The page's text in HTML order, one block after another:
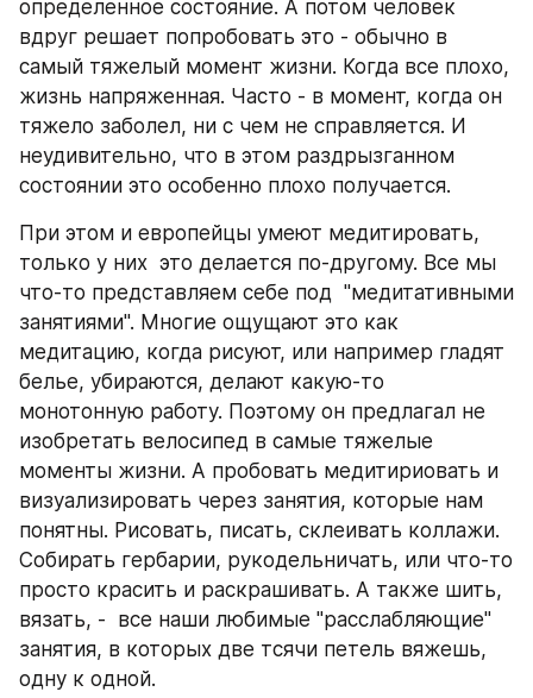
определенное состояние. А потом человек
вдруг решает попробовать это - обычно в
самый тяжелый момент жизни. Когда все плохо,
жизнь напряженная. Часто - в момент, когда он
тяжело заболел, ни с чем не справляется. И
неудивительно, что в этом раздрызганном
состоянии это особенно плохо получается.
При этом и европейцы умеют медитировать,
только у них  это делается по-другому. Все мы
что-то представляем себе под  "медитативными
занятиями". Многие ощущают это как
медитацию, когда рисуют, или например гладят
белье, убираются, делают какую-то
монотонную работу. Поэтому он предлагал не
изобретать велосипед в самые тяжелые
моменты жизни. А пробовать медитириовать и
визуализировать через занятия, которые нам
понятны. Рисовать, писать, склеивать коллажи.
Собирать гербарии, рукодельничать, или что-то
просто красить и раскрашивать. А также шить,
вязать, -  все наши любимые "расслабляющие"
занятия, в которых две тсячи петель вяжешь,
одну к одной.